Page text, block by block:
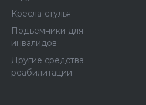
Кресла-стулья
Подъемники для
инвалидов
Другие средства
реабилитации